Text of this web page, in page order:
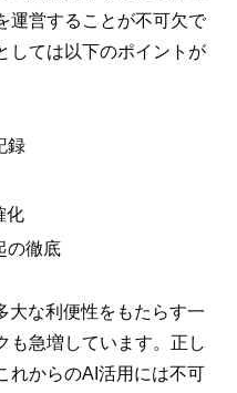
運営することが不可欠で
しては以下のポイントが
録
化
の徹底
大な利便性をもたらす一
も急増しています。正し
れからのAI活用には不可